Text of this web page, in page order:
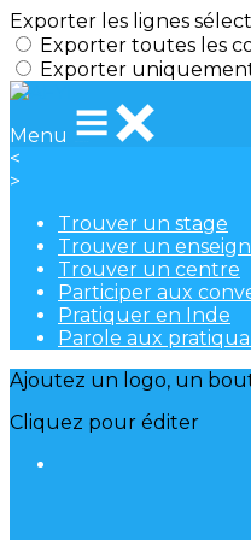
Exporter les lignes
Exporter toutes les
Exporter
Menu
<
>
Trouver un stage
Trouver un
Trouver un centre
Participer aux
Pratiquer en Inde
Parole aux
Ajoutez un logo, un
Cliquez pour éditer